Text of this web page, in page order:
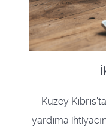
Kuzey
yardıma